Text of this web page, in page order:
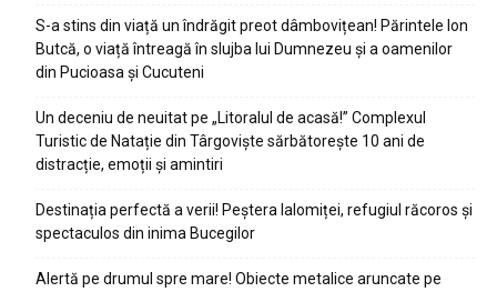
S-a stins din viață un îndrăgit preot dâmbovițean! Părintele Ion
Butcă, o viață întreagă în slujba lui Dumnezeu și a oamenilor
din Pucioasa și Cucuteni
Un deceniu de neuitat pe „Litoralul de acasă!” Complexul
Turistic de Natație din Târgoviște sărbătorește 10 ani de
distracție, emoții și amintiri
Destinația perfectă a verii! Peștera Ialomiței, refugiul răcoros și
spectaculos din inima Bucegilor
Alertă pe drumul spre mare! Obiecte metalice aruncate pe